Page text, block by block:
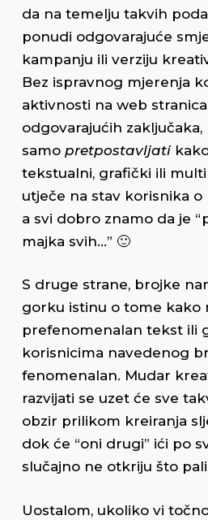
da na temelju takvih
ponudi odgovarajuće
kampanju ili verziju
Bez ispravnog mjerenja
aktivnosti na web
odgovarajućih
samo pretpostavljati
tekstualni, grafički ili
utječe na stav korisnika o
a svi dobro znamo da je
majka svih…” 🙂
S druge strane, brojke
gorku istinu o tome kako
prefenomenalan tekst ili
korisnicima navedenog
fenomenalan. Mudar
razvijati se uzet će sve
obzir prilikom kreiranja
dok će “oni drugi” ići po
slučajno ne otkriju što
Uostalom, ukoliko vi